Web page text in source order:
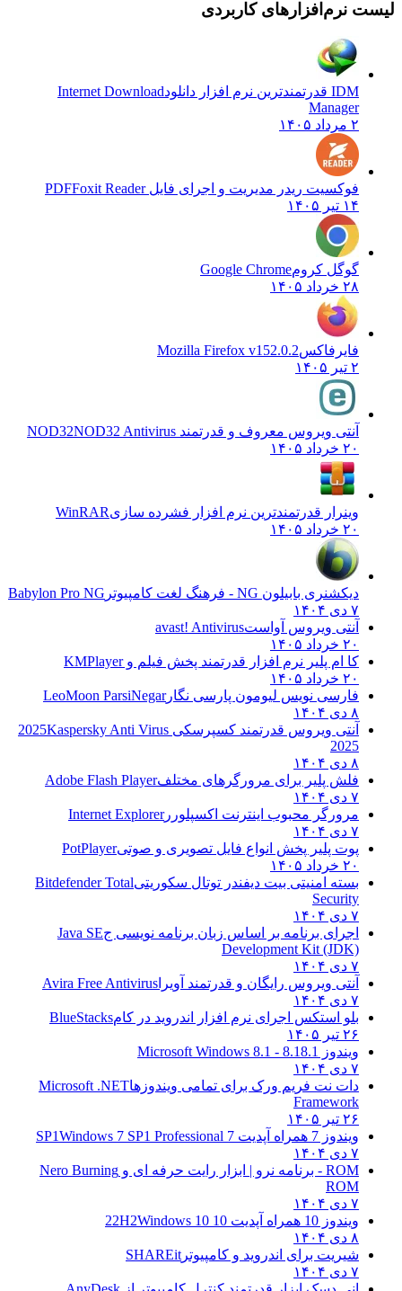
نرم‌افزارهای کاربردی
Internet Download
Manager
فوکسیت ریدر مدیریت و اجرای فایل PDF Foxit Reader
گوگل کروم Google Chrome
فایرفاکسMozilla Firefox v152.0.2
آنتی ویروس معروف و قدرتمند NOD32 NOD32 Antivirus
وینرار قدرتمندترین نرم افزار فشرده سازیWinRAR
دیکشنری بابیلون NG - فرهنگ لغت کامپیوتر
Babylon Pro NG
آنتی ویروس آواستavast! Antivirus
کا ام پلیر نرم افزار قدرتمند پخش فیلم وKMPlayer
فارسی نویس لیومون پارسی نگار LeoMoon ParsiNegar
آنتی ویروس قدرتمند کسپرسکی 2025Kaspersky Anti Virus
فلش پلیر برای مرورگرهای مختلفAdobe Flash Player
مرورگر محبوب اینترنت اکسپلوررInternet Explorer
پوت پلیر پخش انواع فایل تصویری و صوتیPotPlayer
بسته امنیتی بیت دیفندر توتال سکوریتیBitdefender Total
Security
اجرای برنامه بر اساس زبان برنامه نویسی جJava SE
Development Kit (JDK)
آنتی ویروس رایگان و قدرتمند آویراAvira Free Antivirus
بلو استکس اجرای نرم افزار اندروید در کامBlueStacks
ویندوز 8.18.1 - Microsoft Windows 8.1
دات نت فریم ورک برای تمامی ویندوزهاMicrosoft .NET
Framework
ویندوز 7 همراه آپدیت 7 SP1
Windows 7 SP1 Professional
ROM - برنامه نرو | ابزار رایت حرفه ای و
Nero Burning
ROM
ویندوز 10 همراه آپدیت 10 22H2
Windows 10
شیریت برای اندروید و کامپیوترSHAREit